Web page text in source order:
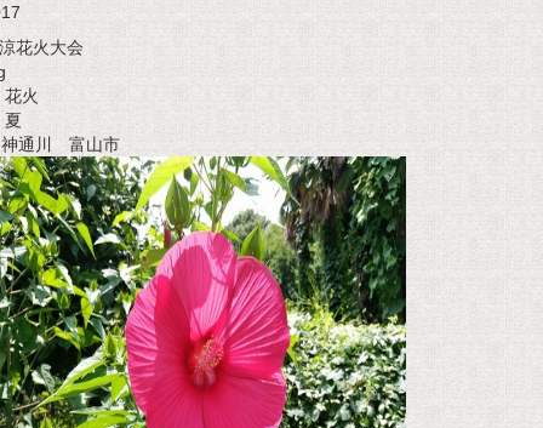
花火大会
花火
夏
通川 富山市